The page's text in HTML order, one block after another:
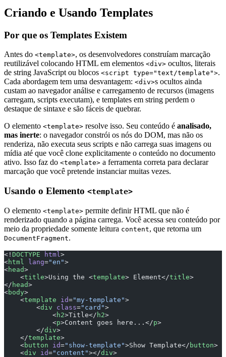
Criando e Usando Templates
Por que os Templates Existem
Antes do <template>, os desenvolvedores construíam marcação
reutilizável colocando HTML em elementos <div> ocultos, literais
de string JavaScript ou blocos <script type="text/template">.
Cada abordagem tem uma desvantagem: <div>s ocultos ainda
custam ao navegador análise e carregamento de recursos (imagens
carregam, scripts executam), e templates em string perdem o
destaque de sintaxe e são fáceis de quebrar.
O elemento <template> resolve isso. Seu conteúdo é analisado,
mas inerte: o navegador constrói os nós do DOM, mas não os
renderiza, não executa seus scripts e não carrega suas imagens ou
mídia até que você clone explicitamente o conteúdo no documento
ativo. Isso faz do <template> a ferramenta correta para declarar
marcação que você pretende instanciar muitas vezes.
Usando o Elemento <template>
O elemento <template> permite definir HTML que não é
renderizado quando a página carrega. Você acessa seu conteúdo por
meio da propriedade somente leitura content, que retorna um
DocumentFragment.
<! DOCTYPE html >
<html lang="en">
<head>
    <
title>Using the <template> Element</title>
</ head>
<body>
    <
template id="my-template">
        <
div class="card">
            <
h2>Title</ h2>
            <
p>Content goes here...</p>
        </
div>
    </
template>
    <
button id="show-template">Show Template</ button>
    <
div id="content"></div>